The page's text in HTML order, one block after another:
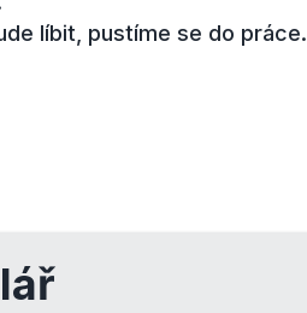
líbit, pustíme se do práce.